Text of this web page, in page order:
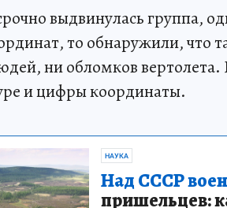
выдвинулась группа,
то обнаружили, что
ни обломков
и цифры координаты.
НАУКА
Над СССР
пришельцев: